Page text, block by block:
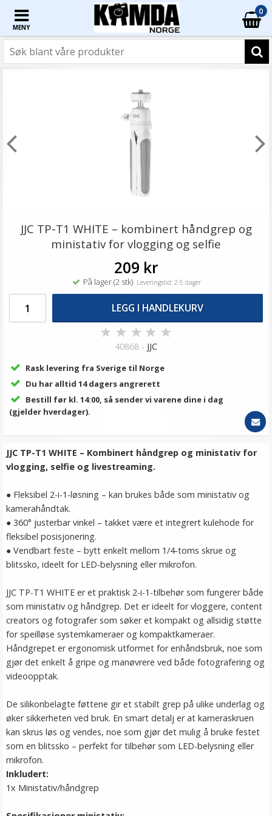
MENY
0
JJC TP-T1 WHITE – kombinert håndgrep og
ministativ for vlogging og selfie
209 kr
På lager (2 stk)Leveringstid: 2-5 dager
LEGG I HANDLEKURV
★ ★ ★ ★ ★
40868 - JJC
Rask levering fra Sverige til Norge
Du har alltid 14 dagers angrerett
Bestill før kl. 14:00, så sender vi varene dine i dag
(gjelder hverdager).
JJC TP-T1 WHITE – Kombinert håndgrep og ministativ for
vlogging, selfie og livestreaming.
● Fleksibel 2-i-1-løsning – kan brukes både som ministativ og
kamerahåndtak.
● 360° justerbar vinkel – takket være et integrert kulehode for
fleksibel posisjonering.
● Vendbart feste – bytt enkelt mellom 1/4-toms skrue og
blitssko, ideelt for LED-belysning eller mikrofon.
JJC TP-T1 WHITE er et praktisk 2-i-1-tilbehør som fungerer både
som ministativ og håndgrep. Det er ideelt for vloggere, content
creators og fotografer som søker et kompakt og allsidig støtte
for speilløse systemkameraer og kompaktkameraer.
Håndgrepet er ergonomisk utformet for enhåndsbruk, noe som
gjør det enkelt å gripe og manøvrere ved både fotografering og
videoopptak.
De silikonbelagte føttene gir et stabilt grep på ulike underlag og
øker sikkerheten ved bruk. En smart detalj er at kameraskruen
kan skrus løs og vendes, noe som gjør det mulig å bruke festet
som en blitssko – perfekt for tilbehør som LED-belysning eller
mikrofon.
Inkludert:
1x Ministativ/håndgrep